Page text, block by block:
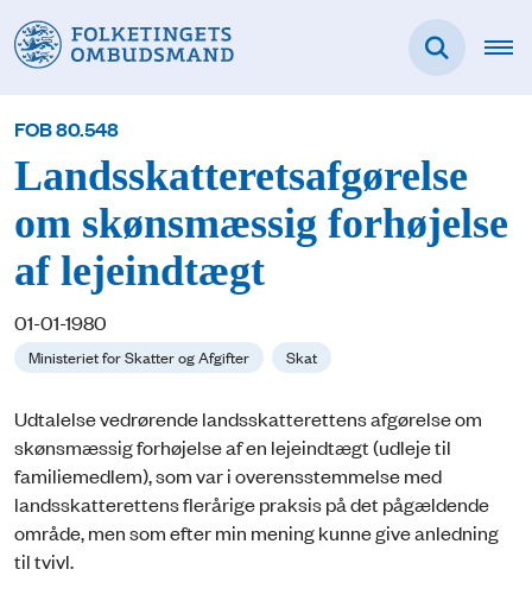
FOB 80.548
Landsskatteretsafgørelse
om skønsmæssig forhøjelse
af lejeindtægt
01-01-1980
Ministeriet for Skatter og Afgifter Skat
Udtalelse vedrørende landsskatterettens afgørelse om
skønsmæssig forhøjelse af en lejeindtægt (udleje til
familiemedlem), som var i overensstemmelse med
landsskatterettens flerårige praksis på det pågældende
område, men som efter min mening kunne give anledning
til tvivl.